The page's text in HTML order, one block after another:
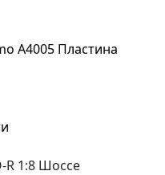
A4005 Пластина
R 1:8 Шоссе